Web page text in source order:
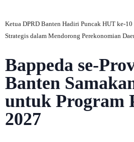
Ketua DPRD Banten Hadiri Puncak HUT ke-10
Strategis dalam Mendorong Perekonomian
Bappeda se-
Banten
untuk Program
2027